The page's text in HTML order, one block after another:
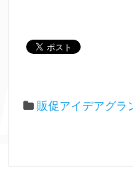
販促アイデアグラ